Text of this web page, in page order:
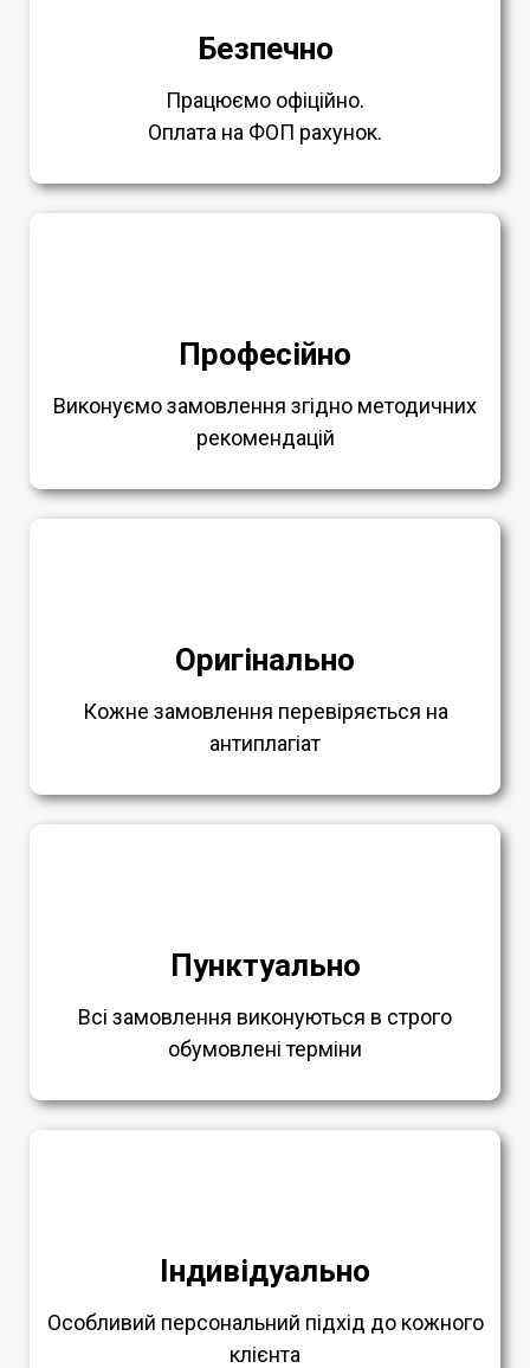
Безпечно
Працюємо офіційно.
Оплата на ФОП рахунок.
Професійно
Виконуємо замовлення згідно методичних
рекомендацій
Оригінально
Кожне замовлення перевіряється на
антиплагіат
Пунктуально
Всі замовлення виконуються в строго
обумовлені терміни
Індивідуально
Особливий персональний підхід до кожного
клієнта